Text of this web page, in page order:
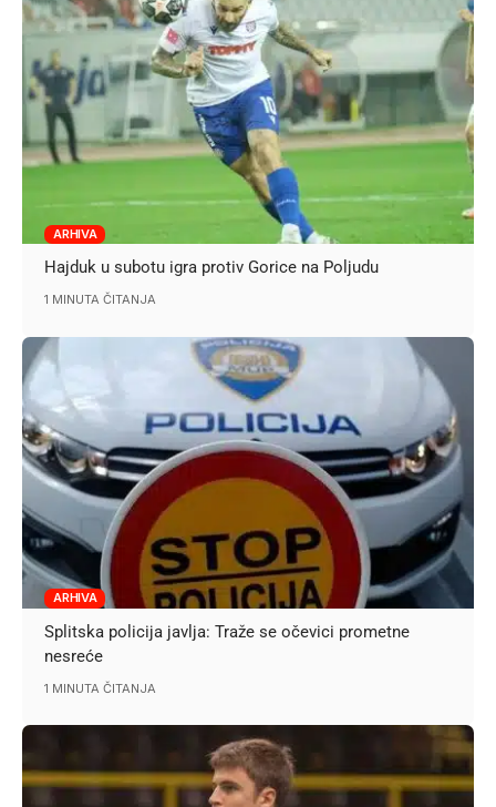
ARHIVA
Hajduk u subotu igra protiv Gorice na Poljudu
1 MINUTA ČITANJA
ARHIVA
Splitska policija javlja: Traže se očevici prometne
nesreće
1 MINUTA ČITANJA